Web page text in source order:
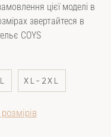
цієї моделі в
звертайтеся в
COYS
XL-2XL